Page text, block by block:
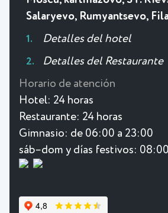
Salaryevo, Rumyantsevo,
Detalles del hotel
Detalles del Restaurante
Horario de atención
Hotel: 24 horas
Restaurante: 24 horas
Gimnasio: de 06:00 a 23:00
sáb–dom y días festivos: